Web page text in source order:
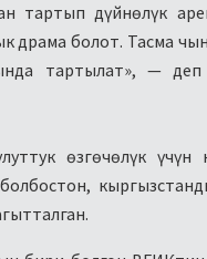
дүйнөлүк
драма болот. Тасма
тартылат», —
өзгөчөлүк